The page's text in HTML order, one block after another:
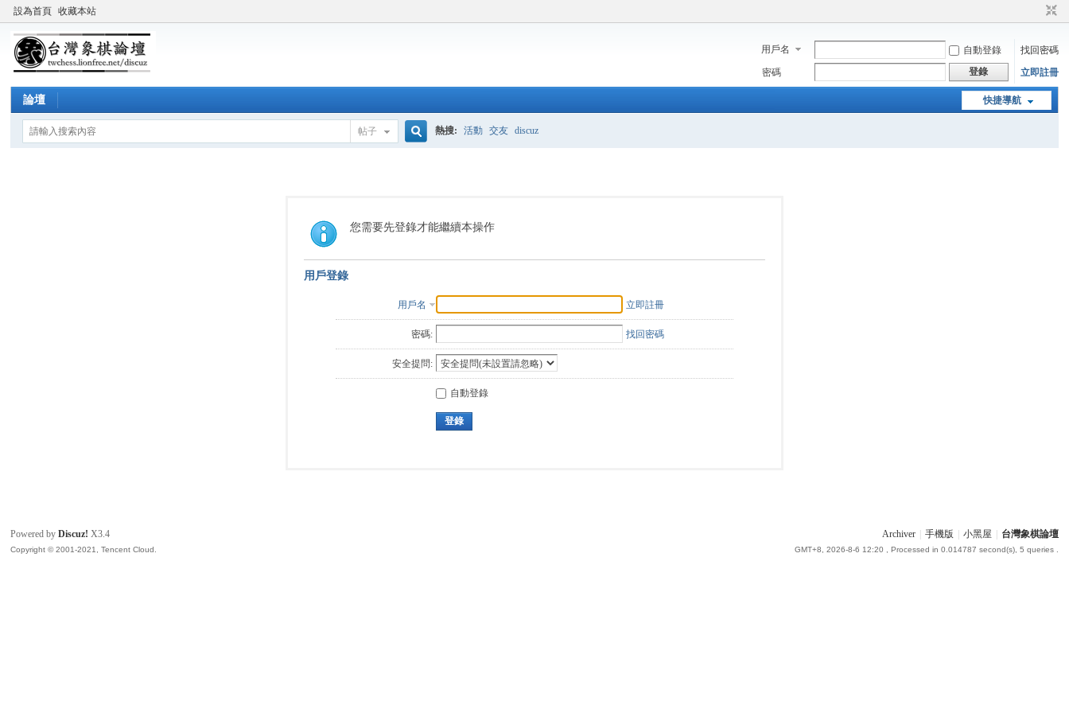
設為首頁 收藏本站
用戶名 自動登錄
找回密碼
密碼
登錄 立即註冊
快捷導航
論壇
帖子
索
熱搜: 活動 交友 discuz
您需要先登錄才能繼續本操作
用戶登錄
用戶名 立即註冊
密碼: 找回密碼
安全提問:
自動登錄
登錄
Archiver 手機版 小黑屋 台灣象棋論壇
GMT+8, 2026-8-6 12:20 , Processed in 0.014787 second(s), 5 queries .
Powered byDiscuz! X3.4
Copyright © 2001-2021, Tencent Cloud.